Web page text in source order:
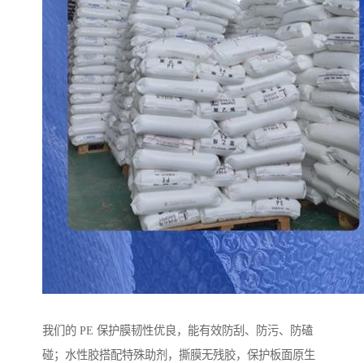
我们的 PE 保护膜韧性优良，能有效防刮、防污、防磕
碰；水性胶搭配特殊助剂，撕膜无残胶，保护板面原生